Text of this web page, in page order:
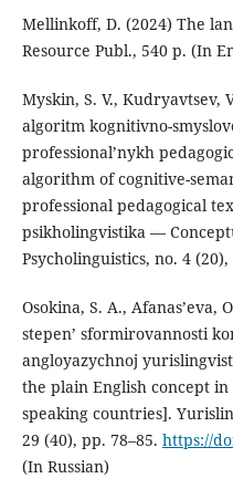
Mellinkoff, D. (2024) The
Resource Publ., 540 p. (In
Myskin, S. V., Kudryavtsev,
algoritm kognitivno-
professional’nykh
algorithm of cognitive-
professional pedagogical
psikholingvistika —
Psycholinguistics, no. 4
Osokina, S. A.,
stepen’ sformirovannosti
angloyazychnoj
the plain English concept
speaking countries].
29 (40), pp. 78–85. https://
(In Russian)